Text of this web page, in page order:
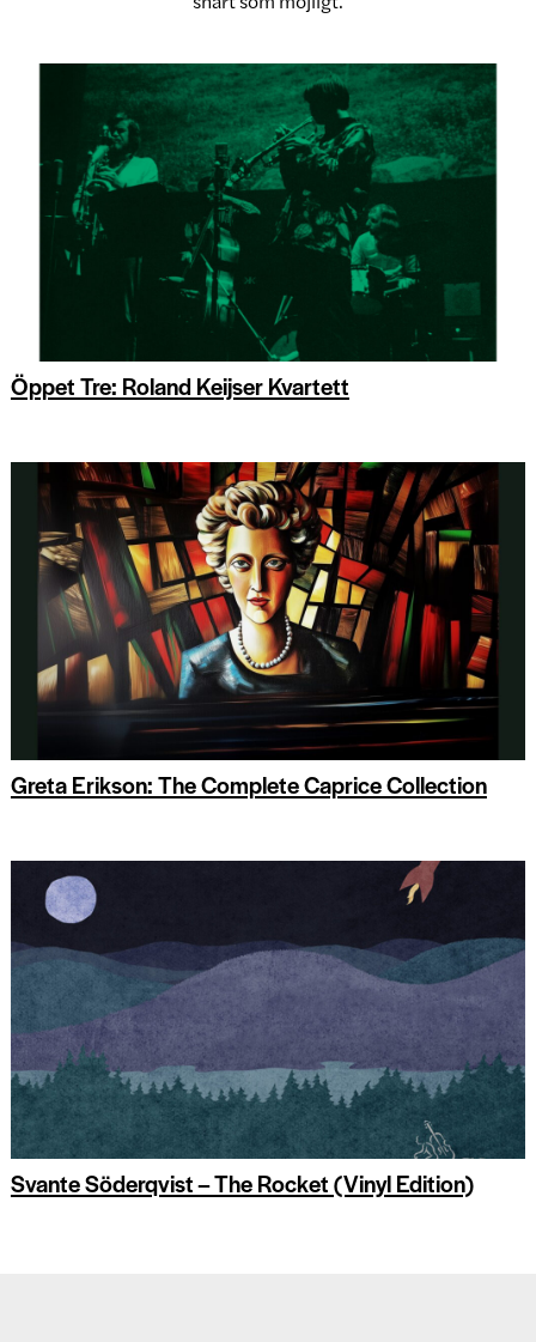
Öppet Tre: Roland Keijser Kvartett
Greta Erikson: The Complete Caprice Collection
Svante Söderqvist – The Rocket (Vinyl Edition)